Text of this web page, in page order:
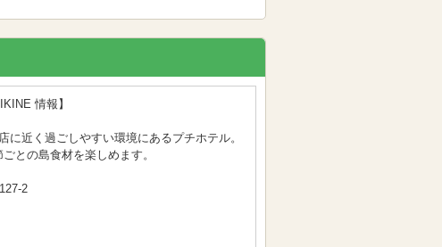
情報】
に近く過ごしやすい環境にあるプチホテル。
との島食材を楽しめます。
2